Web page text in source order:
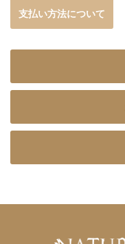
支払い方法について